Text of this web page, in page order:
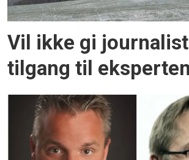
Vil ikke gi
tilgang til